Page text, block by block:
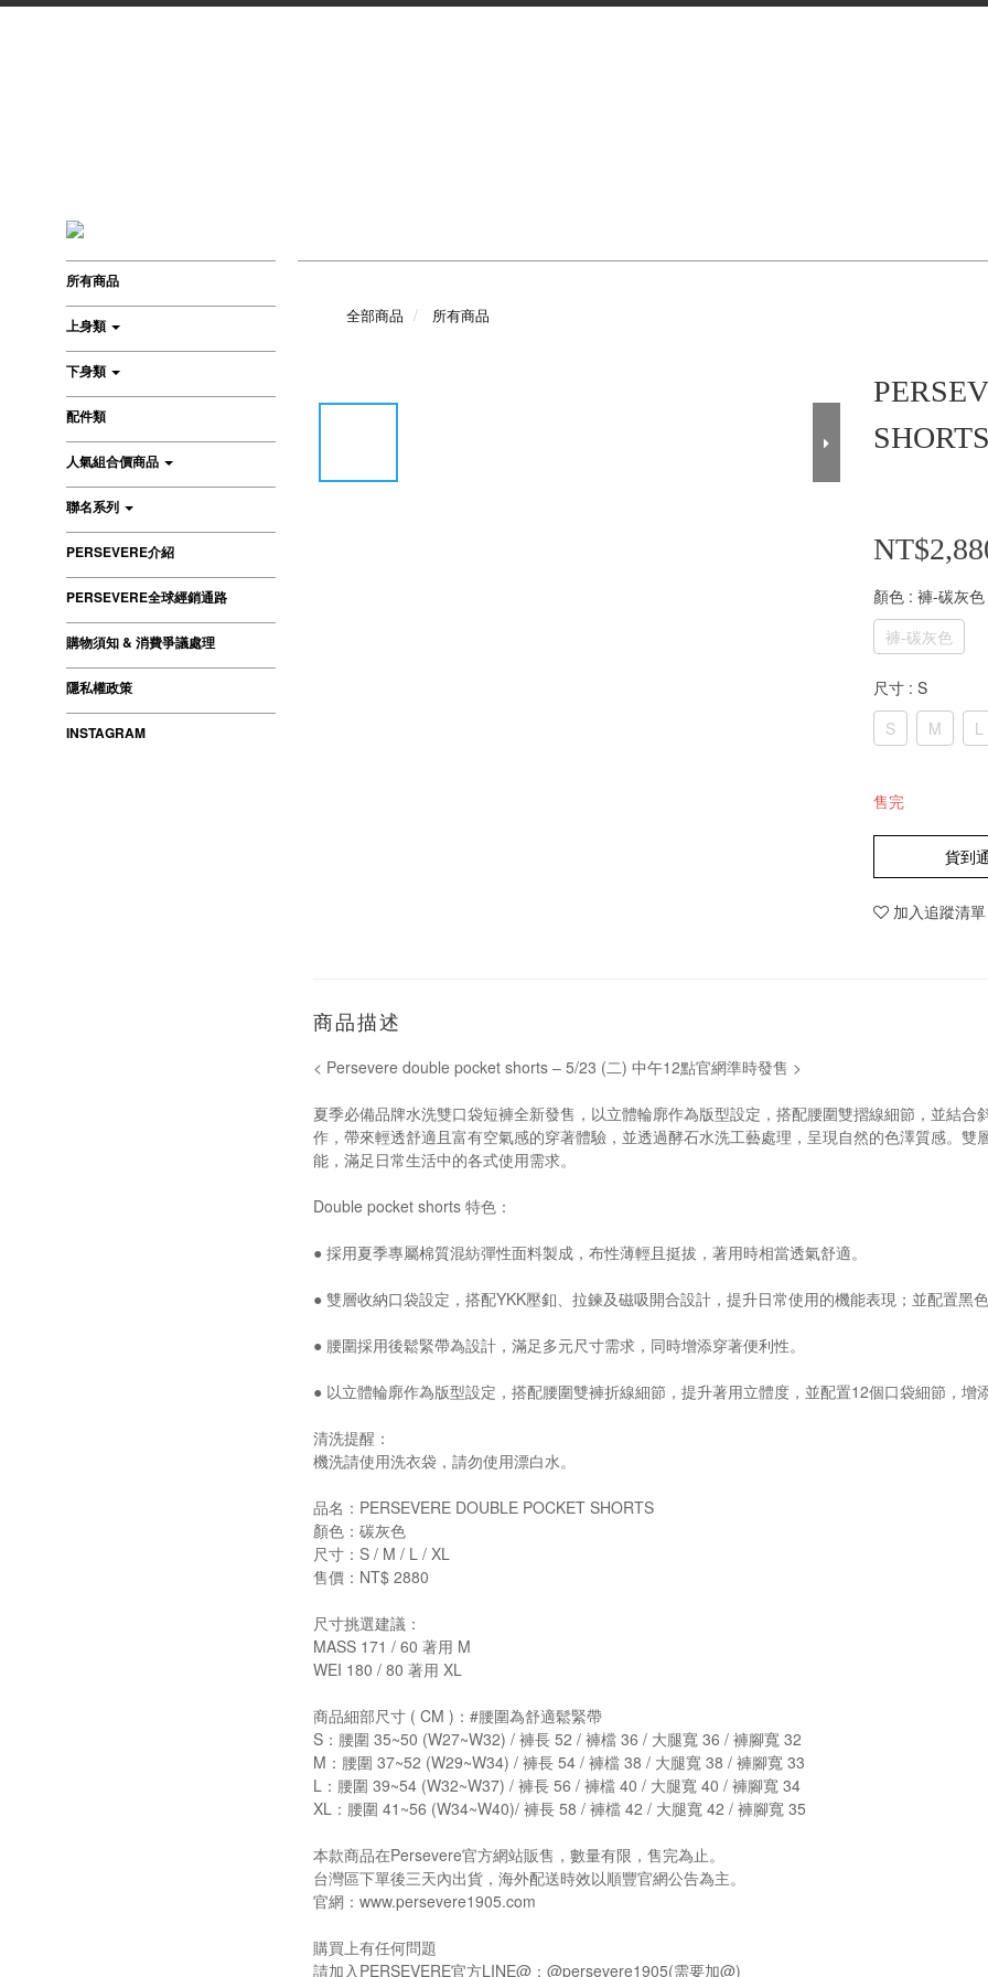
所有商品
上身類
下身類
配件類
人氣組合價商品
聯名系列
PERSEVERE介紹
PERSEVERE全球經銷通路
購物須知 & 消費爭議處理
隱私權政策
INSTAGRAM
全部商品 所有商品
顏色 : 褲-碳灰色
褲-碳灰色
尺寸 : S
S
M L
售完
貨到
加入追蹤清單
商品描述
< Persevere double pocket shorts – 5/23 (二) 中午12點官網準時發售 >
夏季必備品牌水洗雙口袋短褲全新發售，以立體輪廓作為版型設定，搭配腰圍雙摺線細節，並結
作，帶來輕透舒適且富有空氣感的穿著體驗，並透過酵石水洗工藝處理，呈現自然的色澤質感。
能，滿足日常生活中的各式使用需求。
Double pocket shorts 特色：
● 採用夏季專屬棉質混紡彈性面料製成，布性薄輕且挺拔，著用時相當透氣舒適。
● 雙層收納口袋設定，搭配YKK壓釦、拉鍊及磁吸開合設計，提升日常使用的機能表現；並配置黑
● 腰圍採用後鬆緊帶為設計，滿足多元尺寸需求，同時增添穿著便利性。
● 以立體輪廓作為版型設定，搭配腰圍雙褲折線細節，提升著用立體度，並配置12個口袋細節，增
清洗提醒：
機洗請使用洗衣袋，請勿使用漂白水。
品名：PERSEVERE DOUBLE POCKET SHORTS
顏色：碳灰色
尺寸：S / M / L / XL
售價：NT$ 2880
尺寸挑選建議：
MASS 171 / 60 著用 M
WEI 180 / 80 著用 XL
商品細部尺寸 ( CM )：#腰圍為舒適鬆緊帶
S：腰圍 35~50 (W27~W32) / 褲長 52 / 褲檔 36 / 大腿寬 36 / 褲腳寬 32
M：腰圍 37~52 (W29~W34) / 褲長 54 / 褲檔 38 / 大腿寬 38 / 褲腳寬 33
L：腰圍 39~54 (W32~W37) / 褲長 56 / 褲檔 40 / 大腿寬 40 / 褲腳寬 34
XL：腰圍 41~56 (W34~W40)/ 褲長 58 / 褲檔 42 / 大腿寬 42 / 褲腳寬 35
本款商品在Persevere官方網站販售，數量有限，售完為止。
台灣區下單後三天內出貨，海外配送時效以順豐官網公告為主。
官網：www.persevere1905.com
購買上有任何問題
請加入PERSEVERE官方LINE@：@persevere1905(需要加@)_